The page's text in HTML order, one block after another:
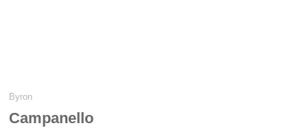
Byron
Campanello